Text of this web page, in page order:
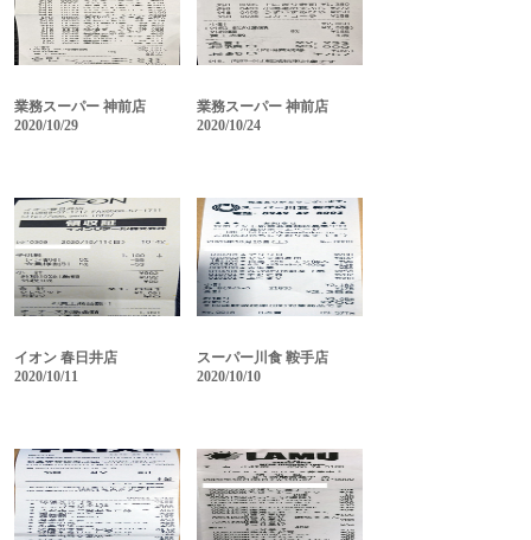
業務スーパー 神前店
2020/10/29
業務スーパー 神前店
2020/10/24
イオン 春日井店
2020/10/11
スーパー川食 鞍手店
2020/10/10